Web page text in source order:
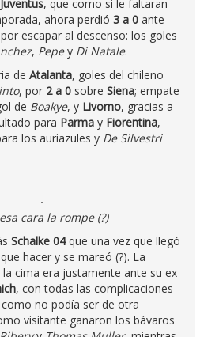
Juventus, que como si le faltaran
ahora perdió 3 a 0 ante
escapar al descenso: los goles
, Pepey Di Natale.
de Atalanta, goles del chileno
, por 2 a 0 sobre Siena; empate
de Boakye, y Livorno, gracias a
para Parma y Fiorentina,
los auriazules y De Silvestri
cara la rompe (?)
Schalke 04que una vez que llegó
hacer y se mareó (?). La
cima era justamente ante su ex
, con todas las complicaciones
no podía ser de otra
visitante ganaron los bávaros